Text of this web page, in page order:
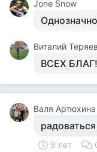
Jone Snow
Виталий Теряев
ВСЕХ
Валя Артюхина
9 лет